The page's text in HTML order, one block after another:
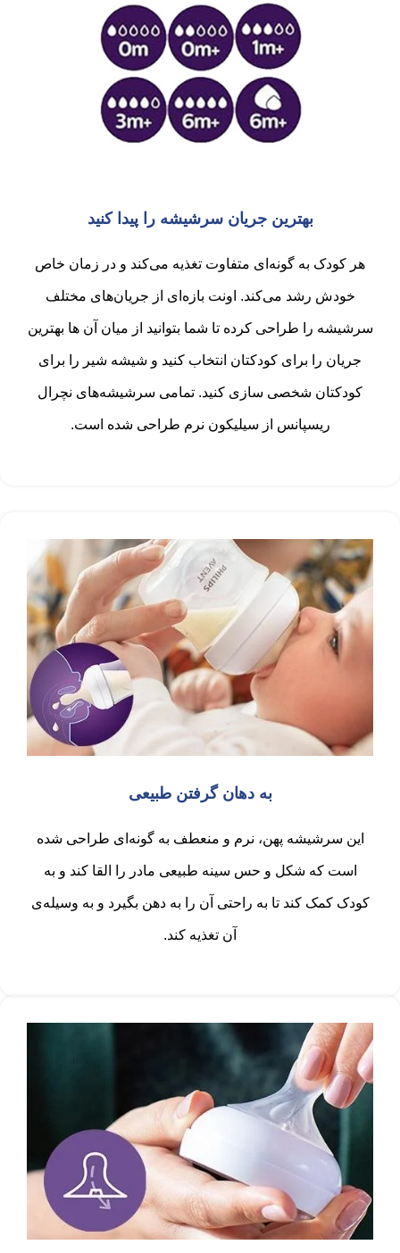
بهترین جریان سرشیشه را پیدا کنید
هر کودک به گونه‌ای متفاوت تغذیه می‌کند و در زمان خاص
خودش رشد می‌کند. اونت بازه‌ای از جریان‌های مختلف
سرشیشه را طراحی کرده تا شما بتوانید از میان آن ها بهترین
جریان را برای کودکتان انتخاب کنید و شیشه شیر را برای
کودکتان شخصی سازی کنید. تمامی سرشیشه‌های نچرال
ریسپانس از سیلیکون نرم طراحی شده است.
به دهان گرفتن طبیعی
این سرشیشه پهن، نرم و منعطف به گونه‌ای طراحی شده
است که شکل و حس سینه طبیعی مادر را القا کند و به
کودک کمک کند تا به راحتی آن را به دهن بگیرد و به وسیله‌ی
آن تغذیه کند.